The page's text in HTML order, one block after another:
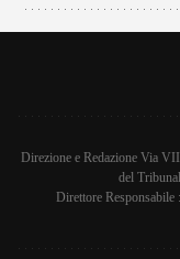
Direzione e Redazione Via
del
Direttore